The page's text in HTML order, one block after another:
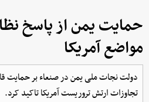
حمایت یمن از پاسخ
مواضع آمریکا
دولت نجات ملی یمن در صنعاء بر حمایت
تجاوزات ارتش تروریست آمریکا تاکید کرد.